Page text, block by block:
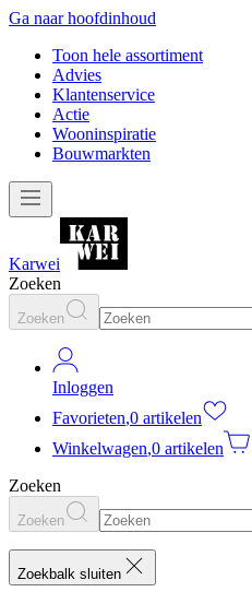
Ga naar hoofdinhoud
Toon hele assortiment
Advies
Klantenservice
Actie
Wooninspiratie
Bouwmarkten
Karwei
Zoeken
Zoeken
Inloggen
Favorieten,0 artikelen
Winkelwagen,0 artikelen
Zoeken
Zoeken
Zoekbalk sluiten